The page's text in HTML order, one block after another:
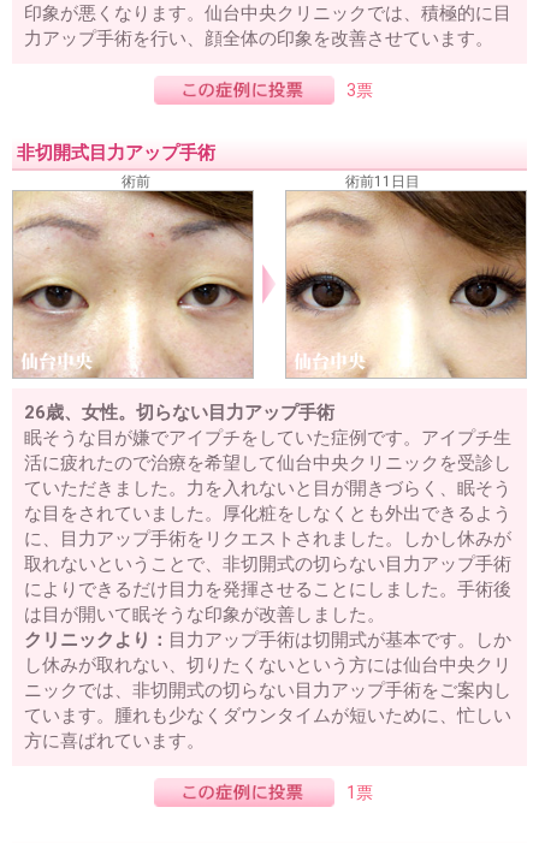
印象が悪くなります。仙台中央クリニックでは、積極的に目
力アップ手術を行い、顔全体の印象を改善させています。
3票
非切開式目力アップ手術
術前 術前11日目
26歳、女性。切らない目力アップ手術
眠そうな目が嫌でアイプチをしていた症例です。アイプチ生
活に疲れたので治療を希望して仙台中央クリニックを受診し
ていただきました。力を入れないと目が開きづらく、眠そう
な目をされていました。厚化粧をしなくとも外出できるよう
に、目力アップ手術をリクエストされました。しかし休みが
取れないということで、非切開式の切らない目力アップ手術
によりできるだけ目力を発揮させることにしました。手術後
は目が開いて眠そうな印象が改善しました。
クリニックより： 目力アップ手術は切開式が基本です。しか
し休みが取れない、切りたくないという方には仙台中央クリ
ニックでは、非切開式の切らない目力アップ手術をご案内し
ています。腫れも少なくダウンタイムが短いために、忙しい
方に喜ばれています。
1票